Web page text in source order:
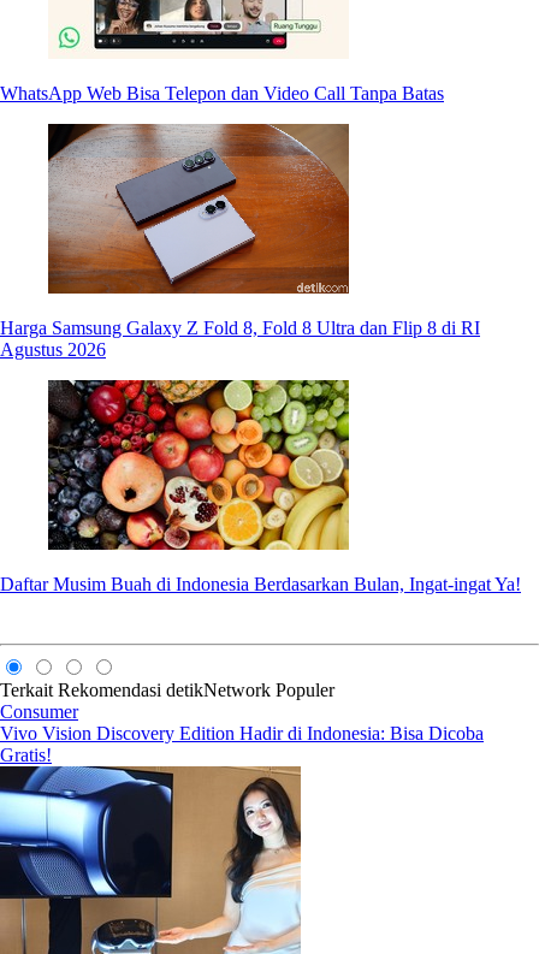
WhatsApp Web Bisa Telepon dan Video Call Tanpa Batas
Harga Samsung Galaxy Z Fold 8, Fold 8 Ultra dan Flip 8 di RI
Agustus 2026
Daftar Musim Buah di Indonesia Berdasarkan Bulan, Ingat-ingat Ya!
Terkait Rekomendasi detikNetwork Populer
Consumer
Vivo Vision Discovery Edition Hadir di Indonesia: Bisa Dicoba
Gratis!